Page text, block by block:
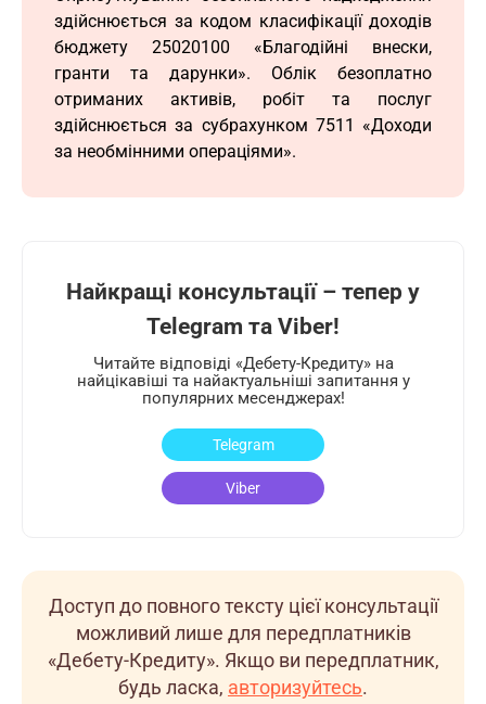
здійснюється за кодом класифікації доходів
бюджету 25020100 «Благодійні внески,
гранти та дарунки». Облік безоплатно
отриманих активів, робіт та послуг
здійснюється за субрахунком 7511 «Доходи
за необмінними операціями».
Найкращі консультації – тепер у
Telegram та Viber!
Читайте відповіді «Дебету-Кредиту» на
найцікавіші та найактуальніші запитання у
популярних месенджерах!
Telegram
Viber
Доступ до повного тексту цієї консультації
можливий лише для передплатників
«Дебету-Кредиту». Якщо ви передплатник,
будь ласка, авторизуйтесь.